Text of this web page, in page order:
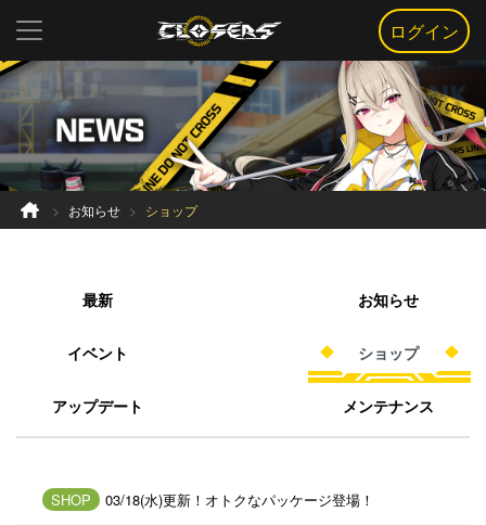
ログイン
お知らせ ショップ
最新 お知らせ
イベント ショップ
アップデート メンテナンス
SHOP 03/18(水)更新！オトクなパッケージ登場！